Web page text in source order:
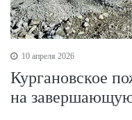
10 апреля 2026
Кургановское
на